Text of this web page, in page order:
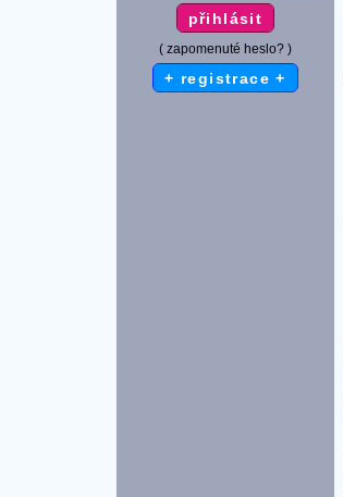
( zapomenuté heslo? )
+ registrace +